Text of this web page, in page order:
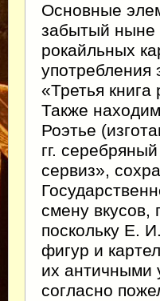
Основные
забытый ныне
рокайльных
«Третья
Также
Роэтье
гг.
сервиз»,
смену
поскольку Е.
фигур и
их античными
согласно